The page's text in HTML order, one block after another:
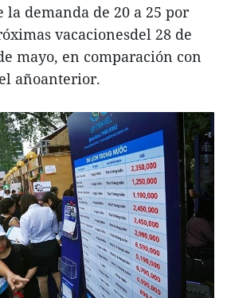
demanda de 20 a 25 por
vacacionesdel 28 de
mayo, en comparación con
añoanterior.